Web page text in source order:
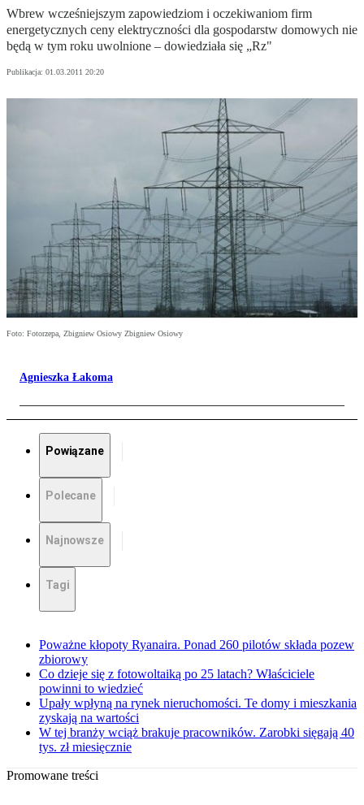
Wbrew wcześniejszym zapowiedziom i oczekiwaniom firm
energetycznych ceny elektryczności dla gospodarstw domowych nie
będą w tym roku uwolnione – dowiedziała się „Rz"
Publikacja: 01.03.2011 20:20
Foto: Fotorzepa, Zbigniew Osiowy Zbigniew Osiowy
Agnieszka Łakoma
Powiązane
Polecane
Najnowsze
Tagi
Poważne kłopoty Ryanaira. Ponad 260 pilotów składa pozew
zbiorowy
Co dzieje się z fotowoltaiką po 25 latach? Właściciele
powinni to wiedzieć
Upały wpłyną na rynek nieruchomości. Te domy i mieszkania
zyskają na wartości
W tej branży wciąż brakuje pracowników. Zarobki sięgają 40
tys. zł miesięcznie
Promowane treści